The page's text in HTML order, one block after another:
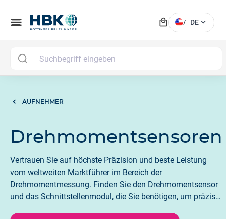
menu local_mall / DE expand_more
AUFNEHMER
Drehmomentsensoren
Vertrauen Sie auf höchste Präzision und beste Leistung
vom weltweiten Marktführer im Bereich der
Drehmomentmessung. Finden Sie den Drehmomentsensor
und das Schnittstellenmodul, die Sie benötigen, um präzise